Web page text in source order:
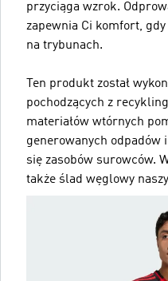
przyciąga wzrok.
zapewnia Ci komfort,
na trybunach.
Ten produkt został
pochodzących z
materiałów wtórnych
generowanych odpadów
się zasobów surowców.
także ślad węglowy